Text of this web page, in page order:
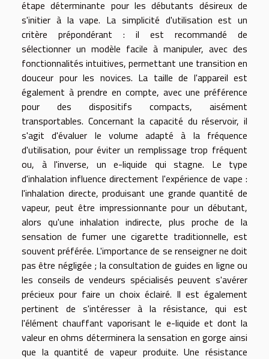
étape déterminante pour les débutants désireux de
s'initier à la vape. La simplicité d'utilisation est un
critère prépondérant : il est recommandé de
sélectionner un modèle facile à manipuler, avec des
fonctionnalités intuitives, permettant une transition en
douceur pour les novices. La taille de l'appareil est
également à prendre en compte, avec une préférence
pour des dispositifs compacts, aisément
transportables. Concernant la capacité du réservoir, il
s'agit d'évaluer le volume adapté à la fréquence
d'utilisation, pour éviter un remplissage trop fréquent
ou, à l'inverse, un e-liquide qui stagne. Le type
d'inhalation influence directement l'expérience de vape :
l'inhalation directe, produisant une grande quantité de
vapeur, peut être impressionnante pour un débutant,
alors qu'une inhalation indirecte, plus proche de la
sensation de fumer une cigarette traditionnelle, est
souvent préférée. L'importance de se renseigner ne doit
pas être négligée ; la consultation de guides en ligne ou
les conseils de vendeurs spécialisés peuvent s'avérer
précieux pour faire un choix éclairé. Il est également
pertinent de s'intéresser à la résistance, qui est
l'élément chauffant vaporisant le e-liquide et dont la
valeur en ohms déterminera la sensation en gorge ainsi
que la quantité de vapeur produite. Une résistance